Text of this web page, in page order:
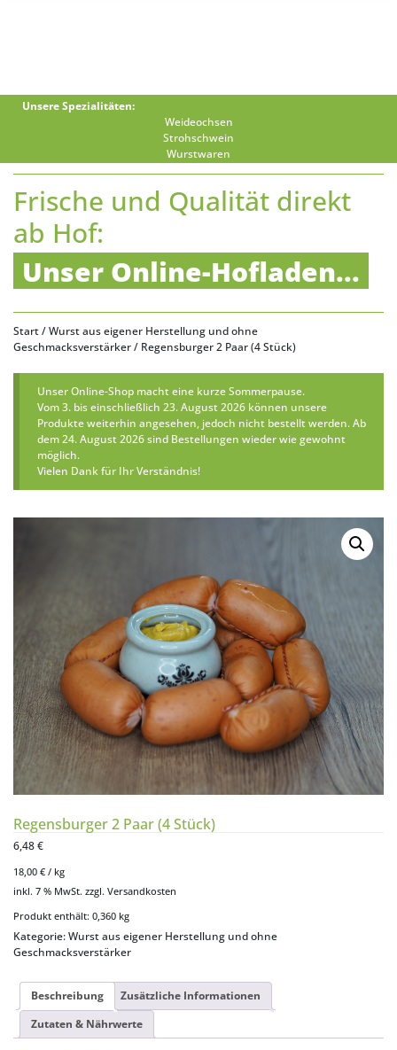
Unsere Spezialitäten:
Weideochsen
Strohschwein
Wurstwaren
Frische und Qualität direkt
ab Hof:
Unser Online-Hofladen...
Start/Wurst aus eigener Herstellung und ohne
Geschmacksverstärker/ Regensburger 2 Paar (4 Stück)
Unser Online-Shop macht eine kurze Sommerpause.
Vom 3. bis einschließlich 23. August 2026 können unsere
Produkte weiterhin angesehen, jedoch nicht bestellt werden. Ab
dem 24. August 2026 sind Bestellungen wieder wie gewohnt
möglich.
Vielen Dank für Ihr Verständnis!
Regensburger 2 Paar (4 Stück)
6,48€
18,00 € / kg
inkl. 7 % MwSt. zzgl. Versandkosten
Produkt enthält: 0,360 kg
Kategorie:Wurst aus eigener Herstellung und ohne
Geschmacksverstärker
Beschreibung
Zusätzliche Informationen
Zutaten & Nährwerte